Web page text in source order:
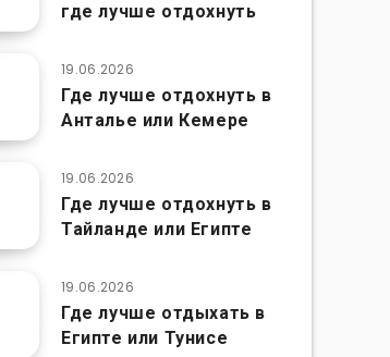
где лучше отдохнуть
19.06.2026
Где лучше отдохнуть в
Анталье или Кемере
19.06.2026
Где лучше отдохнуть в
Тайланде или Египте
19.06.2026
Где лучше отдыхать в
Египте или Тунисе